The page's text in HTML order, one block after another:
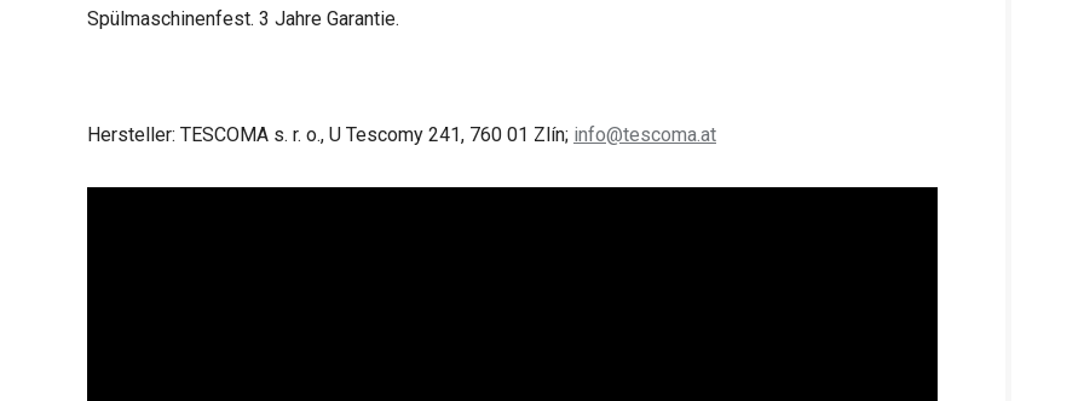
Spülmaschinenfest. 3 Jahre Garantie.
Hersteller: TESCOMA s. r. o., U Tescomy 241, 760 01 Zlín; info@tescoma.at